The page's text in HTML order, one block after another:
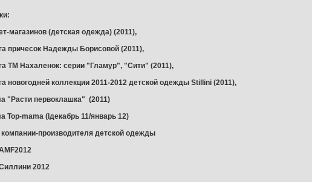
магазинов (детская одежда) (2011),
причесок Надежды Борисовой (2011),
ТМ Нахаленок: серии "Гламур", "Сити" (2011),
новогодней коллекции 2011-2012 детской одежды Stillini (2011),
"Расти первоклашка" (2011)
Тор-mama (lдекабрь 11/январь 12)
производителя детской одежды
2012